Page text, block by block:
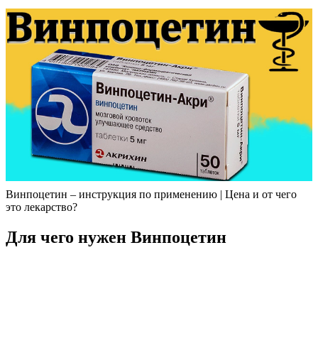
Винпоцетин – инструкция по применению | Цена и от чего
это лекарство?
Для чего нужен Винпоцетин